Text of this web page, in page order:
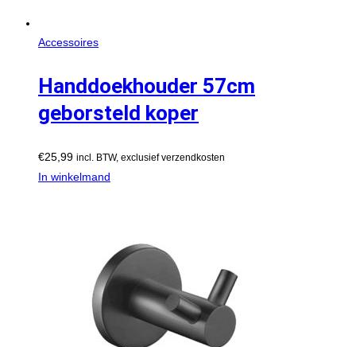
Accessoires
Handdoekhouder 57cm
geborsteld koper
€25,99 incl. BTW, exclusief verzendkosten
In winkelmand